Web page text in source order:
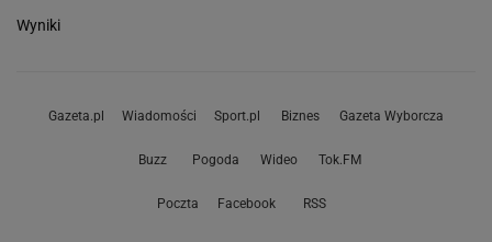
Wyniki
Gazeta.pl Wiadomości Sport.pl Biznes Gazeta Wyborcza
Buzz Pogoda Wideo Tok.FM
Poczta Facebook RSS